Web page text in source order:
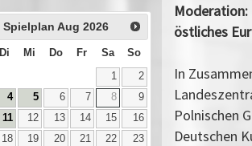
Spielplan Aug 2026
Di Mi Do Fr Sa So
1
2
4 5 6 7 8
9
11 12 13 14 15
16
18 19 20 21 22
23
Moderation:
östliches
In
Polnischen
Deutschen